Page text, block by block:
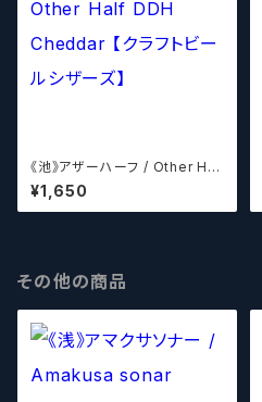
《池》アザーハーフ / Other Hal
f DDH Cheddar 【クラフトビー
ルシザーズ】
¥1,650
その他の商品